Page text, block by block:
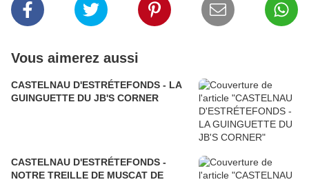
Vous aimerez aussi
CASTELNAU D'ESTRÉTEFONDS - LA
GUINGUETTE DU JB'S CORNER
CASTELNAU D'ESTRÉTEFONDS -
NOTRE TREILLE DE MUSCAT DE